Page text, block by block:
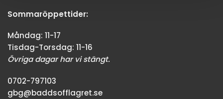
Sommaröppettider:
Måndag: 11-17
Tisdag-Torsdag: 11-16
Övriga dagar har vi stängt.
0702-797103
gbg@baddsofflagret.se